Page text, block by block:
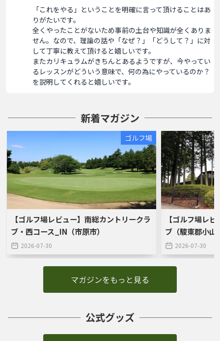
「これをやる」ということを明確に言って頂けることはあ
りがたいです。
全くやったことがないため事前の土台や知識が全くありま
せん。なので、理論の話や「なぜ？」「どうして？」に対
して丁寧に教えて頂けると嬉しいです。
またカリキュラムがきちんとあるようですが、今やってい
るレッスンがどういう意味で、何の為にやっているのか？
を説明してくれると嬉しいです。
新着マガジン
ゴルフ場
【ゴルフ場レビュー】南総カントリークラ
ブ・西コース_IN（市原市）
2026-07-30
【ゴルフ場レ
ブ（駿東郡小山
2026-07-30
マガジンをもっと見る
公式グッズ